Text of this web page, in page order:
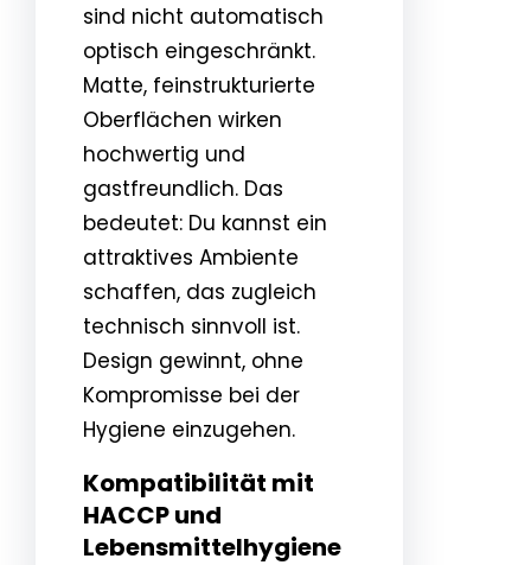
sind nicht automatisch
optisch eingeschränkt.
Matte, feinstrukturierte
Oberflächen wirken
hochwertig und
gastfreundlich. Das
bedeutet: Du kannst ein
attraktives Ambiente
schaffen, das zugleich
technisch sinnvoll ist.
Design gewinnt, ohne
Kompromisse bei der
Hygiene einzugehen.
Kompatibilität mit
HACCP und
Lebensmittelhygiene